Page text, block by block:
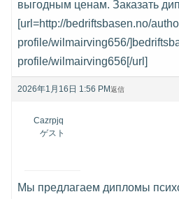
выгодным ценам. Заказать
[url=http://bedriftsbasen.no/
profile/wilmairving656/
profile/wilmairving656[/url]
2026年1月16日 1:56 PM返信
Cazrpjq
ゲスト
Мы предлагаем дипломы